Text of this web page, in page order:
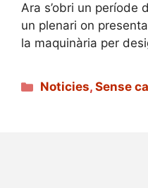
Ara s’obri un període
un plenari on
la maquinària per
Categories
Noticies,Sense